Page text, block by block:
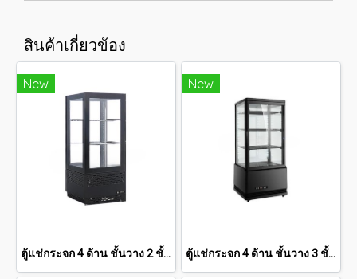
สินค้าเกี่ยวข้อง
New
ตู้แช่กระจก 4 ด้าน ชั้นวาง 2 ชั้น SANDEN 2.8 คิว SAG-0803
New
ตู้แช่กระจก 4 ด้าน ชั้นวาง 3 ชั้น SANDEN 2.8 คิว (สีดำ) SAG-0785-BLACK